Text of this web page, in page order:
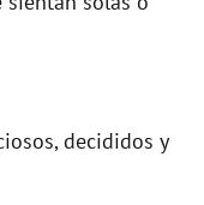
decididos y